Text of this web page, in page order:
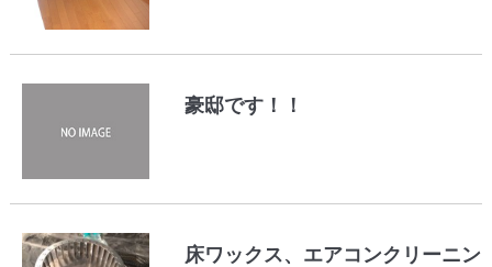
豪邸です！！
床ワックス、エアコンクリーニン